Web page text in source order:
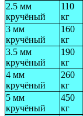
2.5 мм
кручёный
110
кг
3 мм
кручёный
160
кг
3.5 мм
кручёный
190
кг
4 мм
кручёный
260
кг
5 мм
кручёный
450
кг